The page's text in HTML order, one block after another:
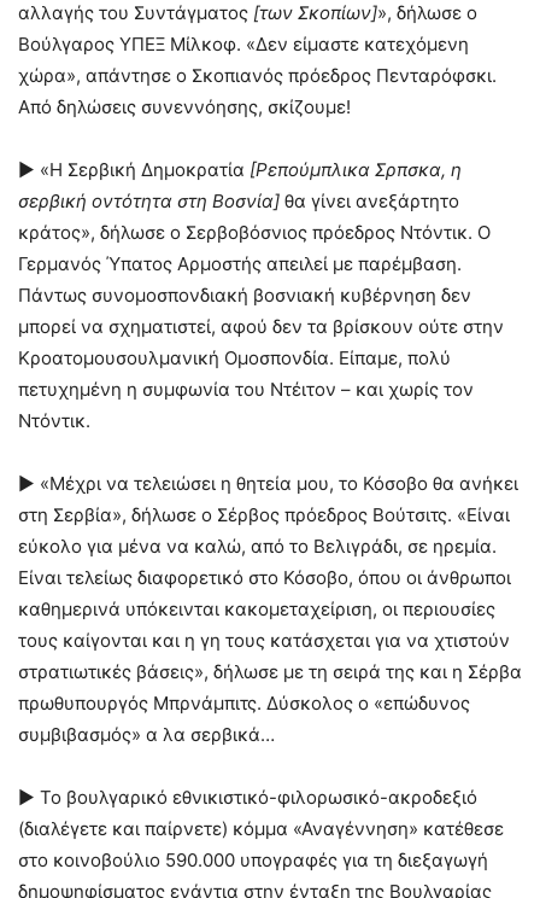
αλλαγής του Συντάγματος [των Σκοπίων]», δήλωσε ο
Βούλγαρος ΥΠΕΞ Μίλκοφ. «Δεν είμαστε κατεχόμενη
χώρα», απάντησε ο Σκοπιανός πρόεδρος Πενταρόφσκι.
Από δηλώσεις συνεννόησης, σκίζουμε!
► «Η Σερβική Δημοκρατία [Ρεπούμπλικα Σρπσκα, η
σερβική οντότητα στη Βοσνία] θα γίνει ανεξάρτητο
κράτος», δήλωσε ο Σερβοβόσνιος πρόεδρος Ντόντικ. Ο
Γερμανός Ύπατος Αρμοστής απειλεί με παρέμβαση.
Πάντως συνομοσπονδιακή βοσνιακή κυβέρνηση δεν
μπορεί να σχηματιστεί, αφού δεν τα βρίσκουν ούτε στην
Κροατομουσουλμανική Ομοσπονδία. Είπαμε, πολύ
πετυχημένη η συμφωνία του Ντέιτον – και χωρίς τον
Ντόντικ.
► «Μέχρι να τελειώσει η θητεία μου, το Κόσοβο θα ανήκει
στη Σερβία», δήλωσε ο Σέρβος πρόεδρος Βούτσιτς. «Είναι
εύκολο για μένα να καλώ, από το Βελιγράδι, σε ηρεμία.
Είναι τελείως διαφορετικό στο Κόσοβο, όπου οι άνθρωποι
καθημερινά υπόκεινται κακομεταχείριση, οι περιουσίες
τους καίγονται και η γη τους κατάσχεται για να χτιστούν
στρατιωτικές βάσεις», δήλωσε με τη σειρά της και η Σέρβα
πρωθυπουργός Μπρνάμπιτς. Δύσκολος ο «επώδυνος
συμβιβασμός» α λα σερβικά…
► Το βουλγαρικό εθνικιστικό-φιλορωσικό-ακροδεξιό
(διαλέγετε και παίρνετε) κόμμα «Αναγέννηση» κατέθεσε
στο κοινοβούλιο 590.000 υπογραφές για τη διεξαγωγή
δημοψηφίσματος ενάντια στην ένταξη της Βουλγαρίας